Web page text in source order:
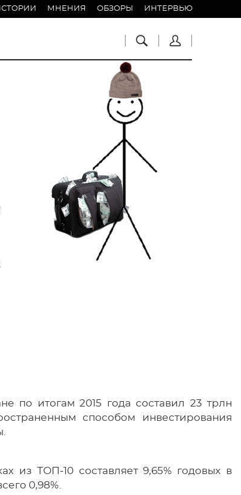
МНЕНИЯ ОБЗОРЫ ИНТЕРВЬЮ
по итогам 2015 года составил 23 трлн
способом инвестирования
из ТОП-10 составляет 9,65% годовых в
0,98%.